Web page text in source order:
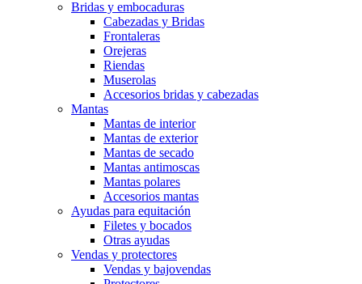
Bridas y embocaduras
Cabezadas y Bridas
Frontaleras
Orejeras
Riendas
Muserolas
Accesorios bridas y cabezadas
Mantas
Mantas de interior
Mantas de exterior
Mantas de secado
Mantas antimoscas
Mantas polares
Accesorios mantas
Ayudas para equitación
Filetes y bocados
Otras ayudas
Vendas y protectores
Vendas y bajovendas